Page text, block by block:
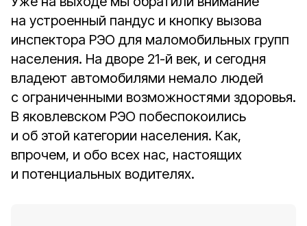
на устроенный пандус и кнопку вызова
инспектора РЭО для маломобильных групп
населения. На дворе 21-й век, и сегодня
владеют автомобилями немало людей
с ограниченными возможностями здоровья.
В яковлевском РЭО побеспокоились
и об этой категории населения. Как,
впрочем, и обо всех нас, настоящих
и потенциальных водителях.